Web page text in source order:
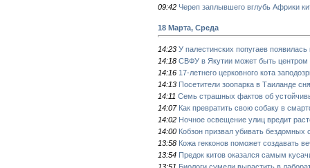
09:42 Череп заплывшего вглубь Африки
18 Марта, Среда
14:23 У палестинских попугаев
14:18 СВФУ в Якутии может быть
14:16 17-летнего церковного кота
14:13 Посетители зоопарка в Таиланде
14:11 Семь страшных фактов об
14:07 Как превратить свою собаку в
14:02 Ночное освещение улиц вредит
14:00 Кобзон призвал убивать бездомных
13:58 Кожа гекконов поможет создавать
13:54 Предок китов оказался самым